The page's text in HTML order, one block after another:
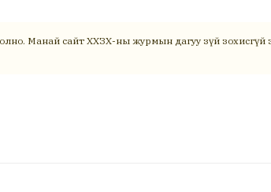
Манай сайт ХХЗХ-ны журмын дагуу зүй зохисгүй